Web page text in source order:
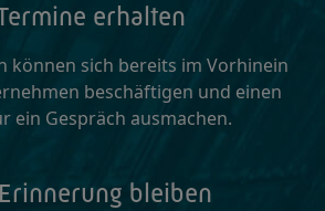
erhalten
können sich bereits im Vorhinein
beschäftigen und einen
ein Gespräch ausmachen.
bleiben